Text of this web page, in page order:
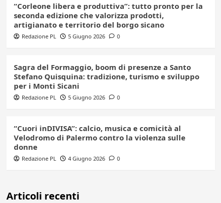
“Corleone libera e produttiva”: tutto pronto per la
seconda edizione che valorizza prodotti,
artigianato e territorio del borgo sicano
Redazione PL 5 Giugno 2026 0
Sagra del Formaggio, boom di presenze a Santo
Stefano Quisquina: tradizione, turismo e sviluppo
per i Monti Sicani
Redazione PL 5 Giugno 2026 0
“Cuori inDIVISA”: calcio, musica e comicità al
Velodromo di Palermo contro la violenza sulle
donne
Redazione PL 4 Giugno 2026 0
Articoli recenti